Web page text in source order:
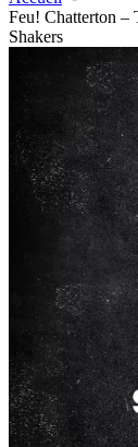
Feu! Chatterton –
Shakers